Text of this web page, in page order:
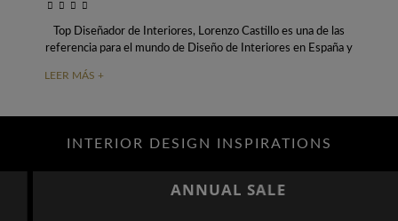
Top Diseñador de Interiores, Lorenzo Castillo es una de las
referencia para el mundo de Diseño de Interiores en España y
LEER MÁS +
INTERIOR DESIGN INSPIRATIONS
ANNUAL SALE